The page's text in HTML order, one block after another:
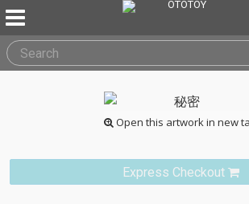
Open this artwork in new
Express Checkout